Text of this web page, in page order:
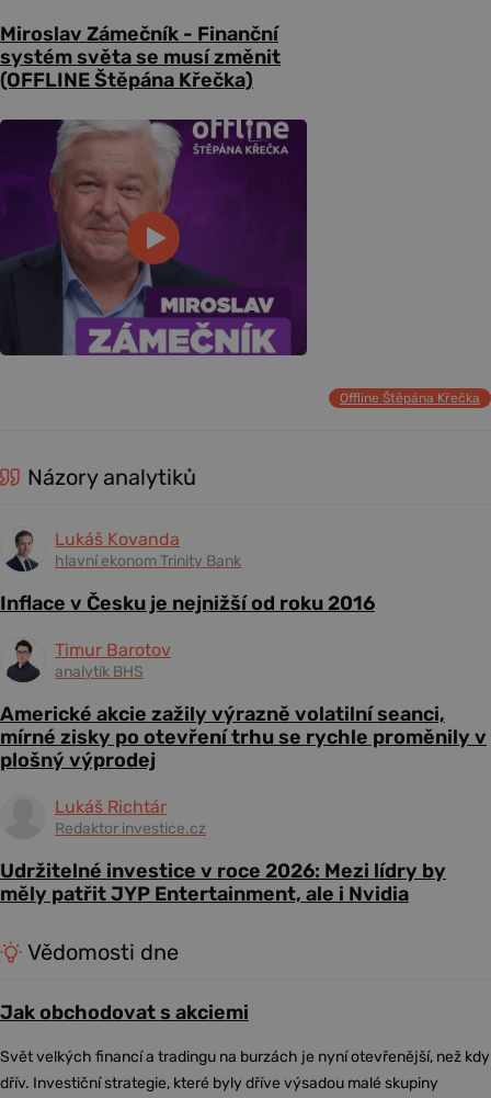
Miroslav Zámečník - Finanční
systém světa se musí změnit
(OFFLINE Štěpána Křečka)
Offline Štěpána Křečka
Názory analytiků
Lukáš Kovanda
hlavní ekonom Trinity Bank
Inflace v Česku je nejnižší od roku 2016
Timur Barotov
analytik BHS
Americké akcie zažily výrazně volatilní seanci,
mírné zisky po otevření trhu se rychle proměnily v
plošný výprodej
Lukáš Richtár
Redaktor investice.cz
Udržitelné investice v roce 2026: Mezi lídry by
měly patřit JYP Entertainment, ale i Nvidia
Vědomosti dne
Jak obchodovat s akciemi
Svět velkých financí a tradingu na burzách je nyní otevřenější, než kdy
dřív. Investiční strategie, které byly dříve výsadou malé skupiny